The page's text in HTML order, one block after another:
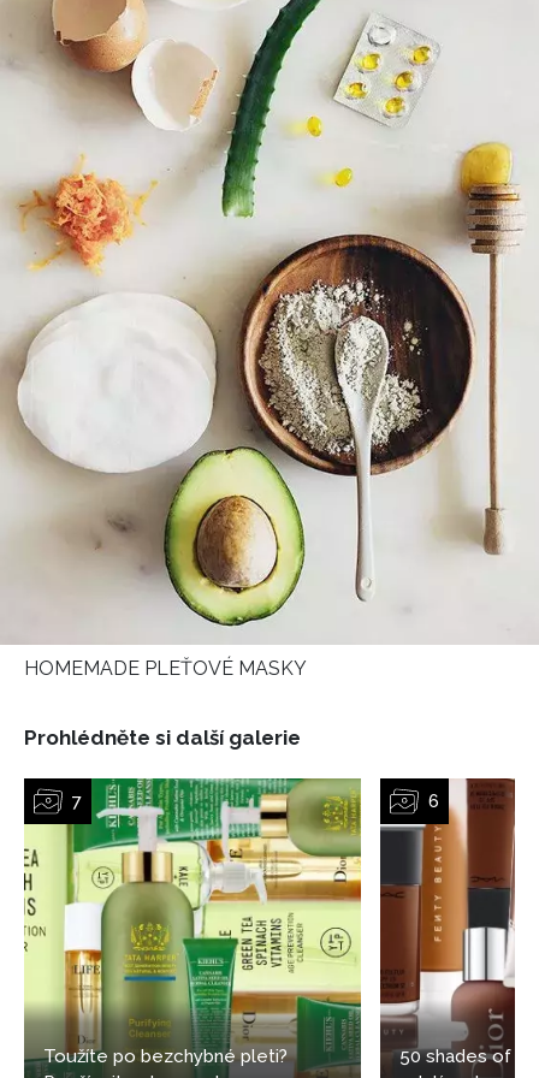
HOMEMADE PLEŤOVÉ MASKY
Prohlédněte si další galerie
Toužíte po bezchybné pleti?
50 shades of